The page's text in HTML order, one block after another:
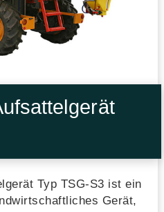
Typ TSG-S3 ist ein
Gerät,